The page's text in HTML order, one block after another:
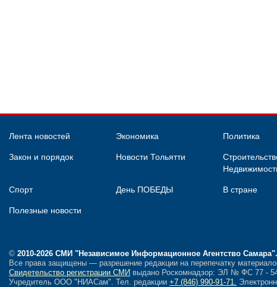
Лента новостей Экономика Политика
Закон и порядок Новости Тольятти
Спорт День ПОБЕДЫ В стране
Полезные новости
© 2010-2026 СМИ "Независимое Информационное Агентство Самара".
Все права защищены — разрешение редакции на перепечатку
Свидетельство регистрации СМИ выдано Роскомнадзор: ЭЛ № ФС 77 -
Учредитель ООО "НИАСам". Тел. редакции +7 (846) 990-91-71.